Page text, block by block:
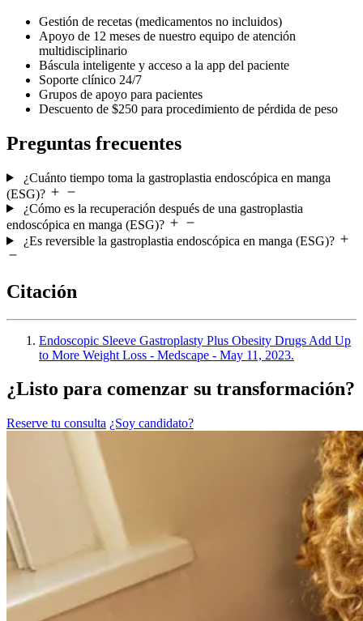
Gestión de recetas (medicamentos no incluidos)
Apoyo de 12 meses de nuestro equipo de atención
multidisciplinario
Báscula inteligente y acceso a la app del paciente
Soporte clínico 24/7
Grupos de apoyo para pacientes
Descuento de $250 para procedimiento de pérdida de peso
Preguntas frecuentes
¿Cuánto tiempo toma la gastroplastia endoscópica en manga
(ESG)?
¿Cómo es la recuperación después de una gastroplastia
endoscópica en manga (ESG)?
¿Es reversible la gastroplastia endoscópica en manga (ESG)?
Citación
Endoscopic Sleeve Gastroplasty Plus Obesity Drugs Add Up
to More Weight Loss - Medscape - May 11, 2023.
¿Listo para comenzar su transformación?
Reserve tu consulta ¿Soy candidato?